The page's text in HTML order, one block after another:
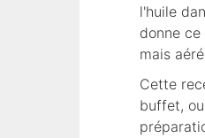
l'huile
donne
mais
Cette
buffet,